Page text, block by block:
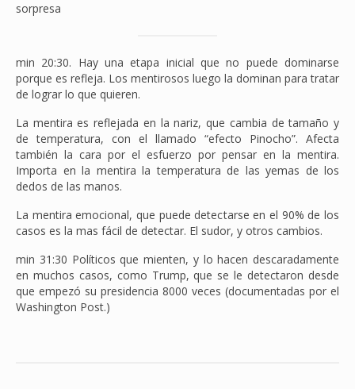
sorpresa
min 20:30. Hay una etapa inicial que no puede dominarse
porque es refleja. Los mentirosos luego la dominan para tratar
de lograr lo que quieren.
La mentira es reflejada en la nariz, que cambia de tamaño y
de temperatura, con el llamado “efecto Pinocho”. Afecta
también la cara por el esfuerzo por pensar en la mentira.
Importa en la mentira la temperatura de las yemas de los
dedos de las manos.
La mentira emocional, que puede detectarse en el 90% de los
casos es la mas fácil de detectar. El sudor, y otros cambios.
min 31:30 Políticos que mienten, y lo hacen descaradamente
en muchos casos, como Trump, que se le detectaron desde
que empezó su presidencia 8000 veces (documentadas por el
Washington Post.)